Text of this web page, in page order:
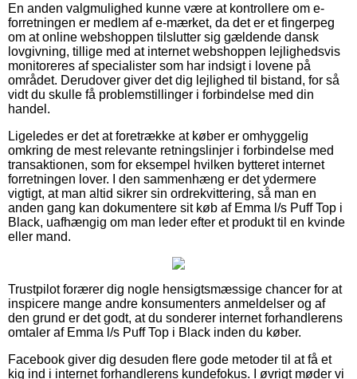
En anden valgmulighed kunne være at kontrollere om e-
forretningen er medlem af e-mærket, da det er et fingerpeg
om at online webshoppen tilslutter sig gældende dansk
lovgivning, tillige med at internet webshoppen lejlighedsvis
monitoreres af specialister som har indsigt i lovene på
området. Derudover giver det dig lejlighed til bistand, for så
vidt du skulle få problemstillinger i forbindelse med din
handel.
Ligeledes er det at foretrække at køber er omhyggelig
omkring de mest relevante retningslinjer i forbindelse med
transaktionen, som for eksempel hvilken bytteret internet
forretningen lover. I den sammenhæng er det ydermere
vigtigt, at man altid sikrer sin ordrekvittering, så man en
anden gang kan dokumentere sit køb af Emma l/s Puff Top i
Black, uafhængig om man leder efter et produkt til en kvinde
eller mand.
Trustpilot forærer dig nogle hensigtsmæssige chancer for at
inspicere mange andre konsumenters anmeldelser og af
den grund er det godt, at du sonderer internet forhandlerens
omtaler af Emma l/s Puff Top i Black inden du køber.
Facebook giver dig desuden flere gode metoder til at få et
kig ind i internet forhandlerens kundefokus. I øvrigt møder vi